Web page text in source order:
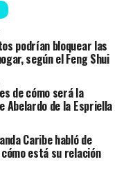
de la mitología
captura a Odiseo y a
podrían bloquear las
según el Feng Shui
de cómo será la
Abelardo de la Espriella
Caribe habló de
está su relación